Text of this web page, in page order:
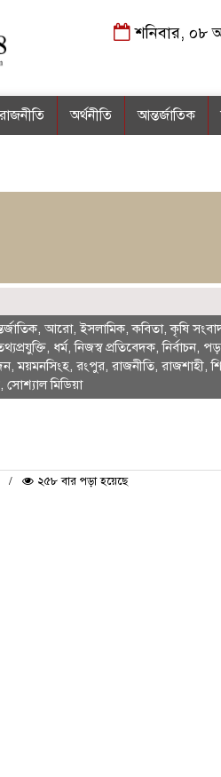
শনিবার, ০৮
রাজনীতি অর্থনীতি আন্তর্জাতিক
, আরো,ইসলামিক,কবিতা,কৃষি
, ধর্ম,নিজস্ব প্রতিবেদক,নির্বাচন,
,ময়মনসিংহ, রংপুর, রাজনীতি, রাজশাহী,
, সোশ্যাল মিডিয়া
২৫৮ বার পড়া হয়েছে